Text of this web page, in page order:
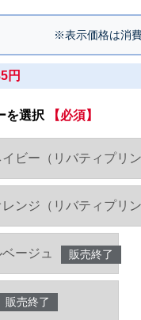
※表示価格は消
円
を選択 【必須】
ビー（リバティプリン
ンジ（リバティプリン
ージュ 販売終了
販売終了